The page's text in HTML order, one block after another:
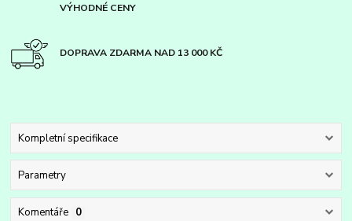
VÝHODNÉ CENY
DOPRAVA ZDARMA NAD 13 000 KČ
Kompletní specifikace
Parametry
Komentáře 0